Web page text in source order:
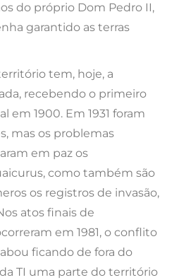
do próprio Dom Pedro II,
garantido as terras
tem, hoje, a
recebendo o primeiro
em 1900. Em 1931 foram
mas os problemas
em paz os
como também são
os registros de invasão,
atos finais de
em 1981, o conflito
ficando de fora do
TI uma parte do território